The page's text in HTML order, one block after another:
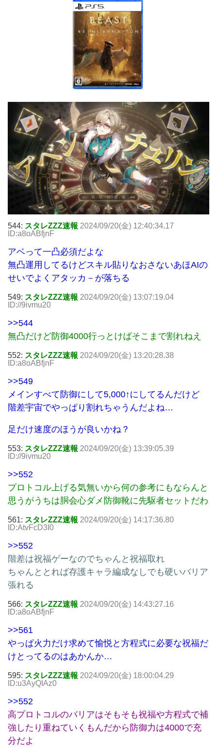
544: スタレZZZ速報 2024/09/20(金) 12:40:34.17
ID:a8oABfjnF
アベって一凸必須だよな
無凸運用してるけどスキル貼りなおさないあほAIの
せいでよくアタッカ－が落ちる
549: スタレZZZ速報 2024/09/20(金) 13:07:19.04
ID://9ivmu20
>>544
無凸だけど防御4000行っとけばそこまで割れねえ
552: スタレZZZ速報 2024/09/20(金) 13:20:28.38
ID:a8oABfjnF
>>549
メインすべて防御にして5,000↑にしてるんだけど
階差宇宙でやっぱり割れちゃうんだよね…
足だけ速度のほうが良いかね？
553: スタレZZZ速報 2024/09/20(金) 13:39:05.39
ID://9ivmu20
>>552
プロトコル上げる気無いから何の参考にもならんと
思うがうちは胴会心ダメ防御靴に先駆者セットだわ
561: スタレZZZ速報 2024/09/20(金) 14:17:36.80
ID:AtvFcD3I0
>>552
階差は祝福ゲーなのでちゃんと祝福取れ
ちゃんととれば存護キャラ編成なしでも硬いバリア
張れる
566: スタレZZZ速報 2024/09/20(金) 14:43:27.16
ID:a8oABfjnF
>>561
やっぱ火力だけ求めて愉悦と方程式に必要な祝福だ
けとってるのはあかんか…
595: スタレZZZ速報 2024/09/20(金) 18:00:04.29
ID:u3AyQIAz0
>>552
高プロトコルのバリアはそもそも祝福や方程式で補
強したり重ねていくもんだから防御力は4000で充
分だよ